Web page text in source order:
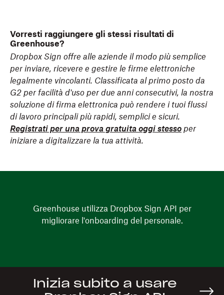
Vorresti raggiungere gli stessi risultati di
Greenhouse?
Dropbox Sign offre alle aziende il modo più semplice
per inviare, ricevere e gestire le firme elettroniche
legalmente vincolanti. Classificata al primo posto da
G2 per facilità d'uso per due anni consecutivi, la nostra
soluzione di firma elettronica può rendere i tuoi flussi
di lavoro principali più rapidi, semplici e sicuri.
Registrati per una prova gratuita oggi stesso per
iniziare a digitalizzare la tua attività.
Greenhouse utilizza Dropbox Sign API per
migliorare l'onboarding del personale.
Inizia subito a usare